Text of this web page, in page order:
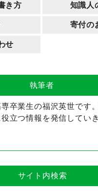
き方 知識人
寄付の
せ
執筆者
卒業生の福沢英世です
役立つ情報を発信してい
サイト内検索